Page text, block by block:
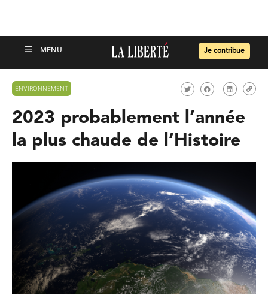
Je contribue
ENVIRONNEMENT
2023 probablement l’année
la plus chaude de l’Histoire